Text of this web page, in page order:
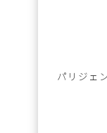
パリジェ